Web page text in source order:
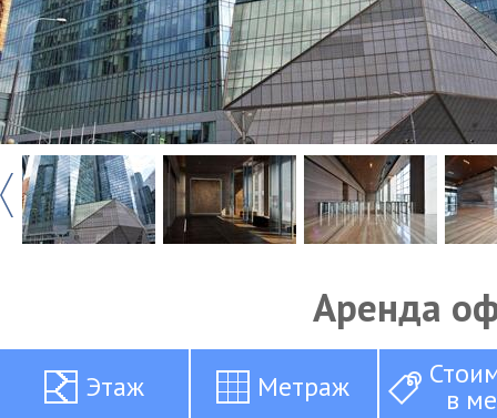
Аренда
Этаж Метраж в